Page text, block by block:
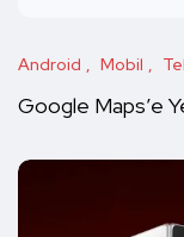
Android Mobil
Google Maps’e